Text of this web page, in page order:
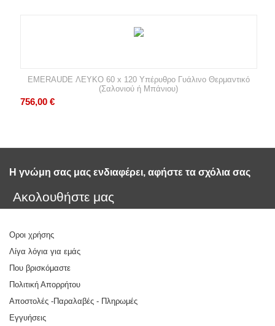
EMERAUDE ΛΕΥΚΟ 60 x 120 Υπέρυθρο Γυάλινο Θερμαντικό
(Σαλονιού ή Μπάνιου)
756,00 €
Η γνώμη σας μας ενδιαφέρει, αφήστε τα σχόλια σας
Ακολουθήστε μας
Οροι χρήσης
Λίγα λόγια για εμάς
Που βρισκόμαστε
Πολιτική Απορρήτου
Αποστολές -Παραλαβές - Πληρωμές
Εγγυήσεις